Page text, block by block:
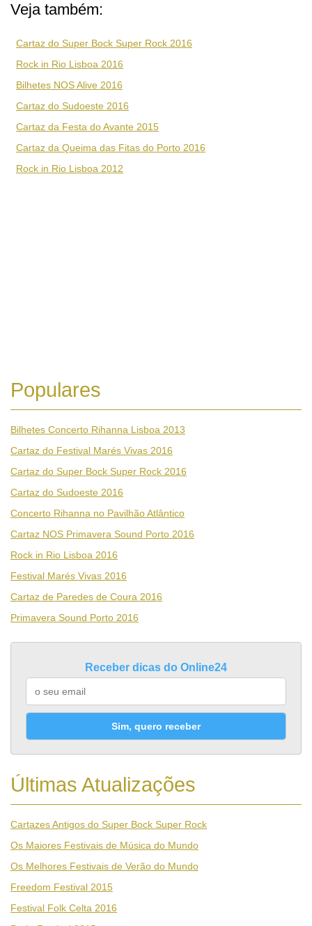
Veja também:
Cartaz do Super Bock Super Rock 2016
Rock in Rio Lisboa 2016
Bilhetes NOS Alive 2016
Cartaz do Sudoeste 2016
Cartaz da Festa do Avante 2015
Cartaz da Queima das Fitas do Porto 2016
Rock in Rio Lisboa 2012
Populares
Bilhetes Concerto Rihanna Lisboa 2013
Cartaz do Festival Marés Vivas 2016
Cartaz do Super Bock Super Rock 2016
Cartaz do Sudoeste 2016
Concerto Rihanna no Pavilhão Atlântico
Cartaz NOS Primavera Sound Porto 2016
Rock in Rio Lisboa 2016
Festival Marés Vivas 2016
Cartaz de Paredes de Coura 2016
Primavera Sound Porto 2016
Receber dicas do Online24
Sim, quero receber
Últimas Atualizações
Cartazes Antigos do Super Bock Super Rock
Os Maiores Festivais de Música do Mundo
Os Melhores Festivais de Verão do Mundo
Freedom Festival 2015
Festival Folk Celta 2016